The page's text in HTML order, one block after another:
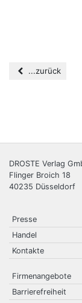
...zurück
DROSTE Verlag
Flinger Broich 18
40235 Düsseldorf
Presse
Handel
Kontakte
Firmenangebote
Barrierefreiheit